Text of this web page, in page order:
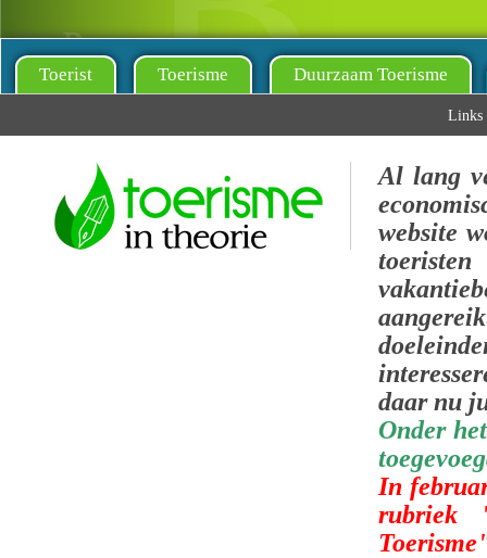
Toerist Toerisme Duurzaam Toerisme
Links
Al lang
website
daar nu
Onder
In
rubriek